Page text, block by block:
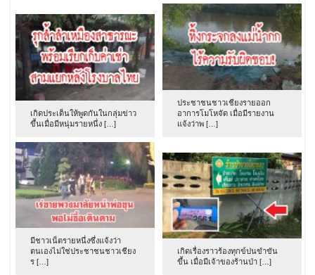
เกิดประเด็นให้พูดกันในกลุ่มข่าว
ขึ้นเมื่อมีหนุ่มรายหนึ่ง […]
ประชาชนชาวเชียงรายออก
อาการโมโหจัด เมื่อมีรายงาน
แจ้งว่าพ […]
มีชาวเน็ตรายหนึ่งซึ่งแจ้งว่า
ตนเองไม่ใช่ประชาชนชาวเชียง
ร […]
เกิดเรื่องราวร้องทุกข์ปนขำขัน
ขึ้น เมื่อมีเจ้าของร้านป่า […]